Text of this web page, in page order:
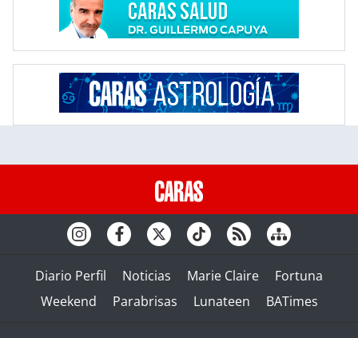
Diario Perfil Noticias Marie Claire
Fortuna
Weekend
Parabrisas Lunateen BATimes